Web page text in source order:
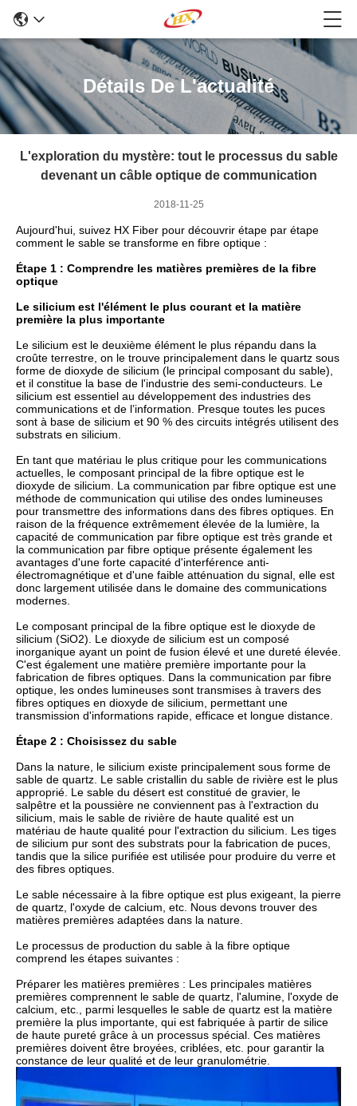
Détails De L'actualité
L'exploration du mystère: tout le processus du sable
devenant un câble optique de communication
2018-11-25
Aujourd'hui, suivez HX Fiber pour découvrir étape par étape
comment le sable se transforme en fibre optique :
Étape 1 : Comprendre les matières premières de la fibre
optique
Le silicium est l'élément le plus courant et la matière
première la plus importante
Le silicium est le deuxième élément le plus répandu dans la
croûte terrestre, on le trouve principalement dans le quartz sous
forme de dioxyde de silicium (le principal composant du sable),
et il constitue la base de l'industrie des semi-conducteurs. Le
silicium est essentiel au développement des industries des
communications et de l’information. Presque toutes les puces
sont à base de silicium et 90 % des circuits intégrés utilisent des
substrats en silicium.
En tant que matériau le plus critique pour les communications
actuelles, le composant principal de la fibre optique est le
dioxyde de silicium. La communication par fibre optique est une
méthode de communication qui utilise des ondes lumineuses
pour transmettre des informations dans des fibres optiques. En
raison de la fréquence extrêmement élevée de la lumière, la
capacité de communication par fibre optique est très grande et
la communication par fibre optique présente également les
avantages d'une forte capacité d'interférence anti-
électromagnétique et d'une faible atténuation du signal, elle est
donc largement utilisée dans le domaine des communications
modernes.
Le composant principal de la fibre optique est le dioxyde de
silicium (SiO2). Le dioxyde de silicium est un composé
inorganique ayant un point de fusion élevé et une dureté élevée.
C'est également une matière première importante pour la
fabrication de fibres optiques. Dans la communication par fibre
optique, les ondes lumineuses sont transmises à travers des
fibres optiques en dioxyde de silicium, permettant une
transmission d'informations rapide, efficace et longue distance.
Étape 2 : Choisissez du sable
Dans la nature, le silicium existe principalement sous forme de
sable de quartz. Le sable cristallin du sable de rivière est le plus
approprié. Le sable du désert est constitué de gravier, le
salpêtre et la poussière ne conviennent pas à l'extraction du
silicium, mais le sable de rivière de haute qualité est un
matériau de haute qualité pour l'extraction du silicium. Les tiges
de silicium pur sont des substrats pour la fabrication de puces,
tandis que la silice purifiée est utilisée pour produire du verre et
des fibres optiques.
Le sable nécessaire à la fibre optique est plus exigeant, la pierre
de quartz, l'oxyde de calcium, etc. Nous devons trouver des
matières premières adaptées dans la nature.
Le processus de production du sable à la fibre optique
comprend les étapes suivantes :
Préparer les matières premières : Les principales matières
premières comprennent le sable de quartz, l'alumine, l'oxyde de
calcium, etc., parmi lesquelles le sable de quartz est la matière
première la plus importante, qui est fabriquée à partir de silice
de haute pureté grâce à un processus spécial. Ces matières
premières doivent être broyées, criblées, etc. pour garantir la
constance de leur qualité et de leur granulométrie.